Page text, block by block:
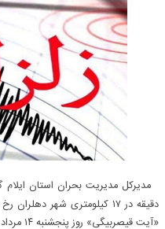
دقیقه در ۱۷ کیلومتری شهر دهلران رخ داد.